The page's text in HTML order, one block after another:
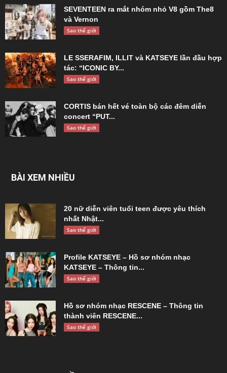
SEVENTEEN ra mắt nhóm nhỏ V8 gồm The8
và Vernon
Sao thế giới
LE SSERAFIM, ILLIT và KATSEYE lần đầu hợp
tác: “ICONIC BY...
Sao thế giới
CORTIS bán hết vé toàn bộ các đêm diễn
concert “PUT...
Sao thế giới
BÀI XEM NHIỀU
20 nữ diễn viên tuổi teen được yêu thích
nhất Nhật...
Sao thế giới
Profile KATSEYE – Hồ sơ nhóm nhạc
KATSEYE – Thông tin...
Sao thế giới
Hồ sơ nhóm nhạc RESCENE – Thông tin
thành viên RESCENE...
Sao thế giới